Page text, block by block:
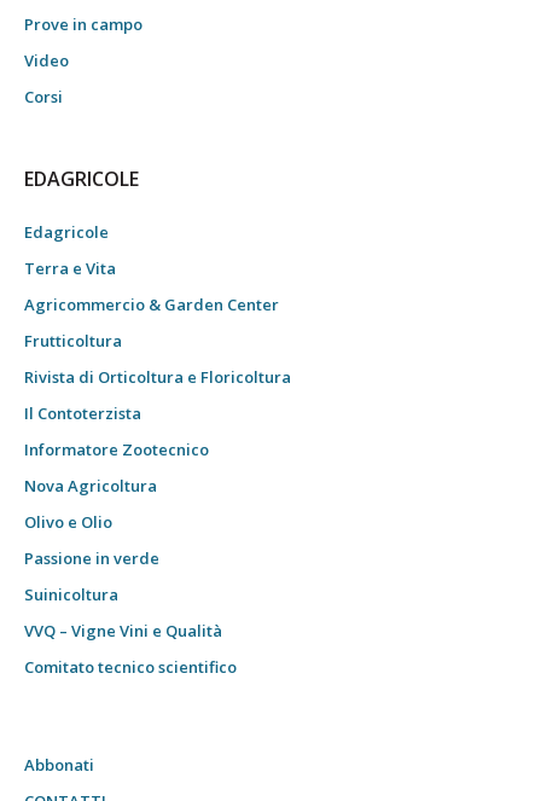
Prove in campo
Video
Corsi
EDAGRICOLE
Edagricole
Terra e Vita
Agricommercio & Garden Center
Frutticoltura
Rivista di Orticoltura e Floricoltura
Il Contoterzista
Informatore Zootecnico
Nova Agricoltura
Olivo e Olio
Passione in verde
Suinicoltura
VVQ – Vigne Vini e Qualità
Comitato tecnico scientifico
Abbonati